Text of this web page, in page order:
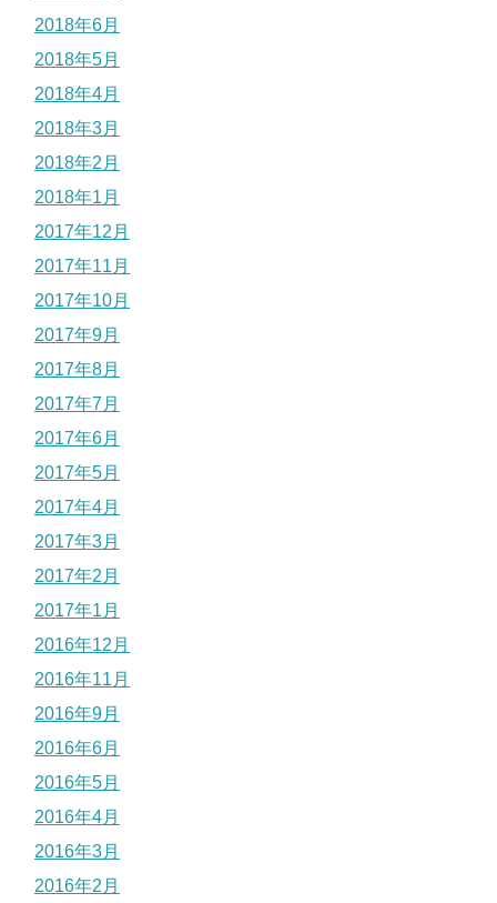
2018年6月
2018年5月
2018年4月
2018年3月
2018年2月
2018年1月
2017年12月
2017年11月
2017年10月
2017年9月
2017年8月
2017年7月
2017年6月
2017年5月
2017年4月
2017年3月
2017年2月
2017年1月
2016年12月
2016年11月
2016年9月
2016年6月
2016年5月
2016年4月
2016年3月
2016年2月